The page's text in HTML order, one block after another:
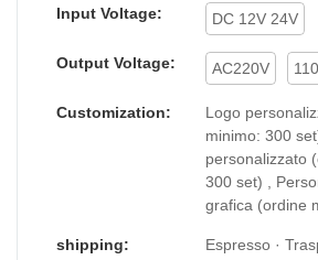
Input Voltage: DC 12V 24V
Output Voltage: AC220V
Customization:
Logo
minimo: 300
personalizzato
300 set) ,
grafica (ordine
shipping:
Espresso ·